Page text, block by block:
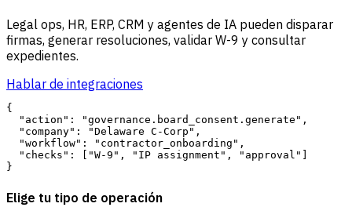
Legal ops, HR, ERP, CRM y agentes de IA pueden disparar
firmas, generar resoluciones, validar W-9 y consultar
expedientes.
Hablar de integraciones
{
  "action": "governance.board_consent.generate",
  "company": "Delaware C-Corp",
  "workflow": "contractor_onboarding",
  "checks": ["W-9", "IP assignment", "approval"]
Elige tu tipo de operación